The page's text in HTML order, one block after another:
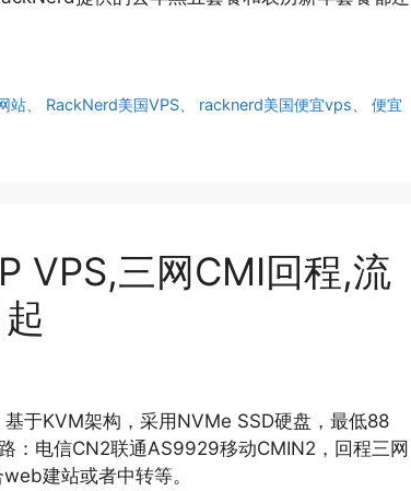
站 RackNerd美国VPS racknerd美国便宜vps 、便宜
VPS,三网CMI回程,流
于KVM架构，采用NVMe SSD硬盘，最低88
：电信CN2联通AS9929移动CMIN2，回程三网
建站或者中转等。